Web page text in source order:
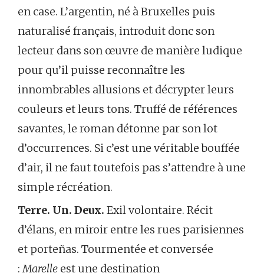
en case. L’argentin, né à Bruxelles puis
naturalisé français, introduit donc son
lecteur dans son œuvre de manière ludique
pour qu’il puisse reconnaître les
innombrables allusions et décrypter leurs
couleurs et leurs tons. Truffé de références
savantes, le roman détonne par son lot
d’occurrences. Si c’est une véritable bouffée
d’air, il ne faut toutefois pas s’attendre à une
simple récréation.
Terre. Un. Deux. Exil volontaire. Récit
d’élans, en miroir entre les rues parisiennes
et porteñas. Tourmentée et conversée
:Marelle est une destination